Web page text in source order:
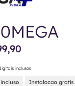
inclusos
Instalacao gratis